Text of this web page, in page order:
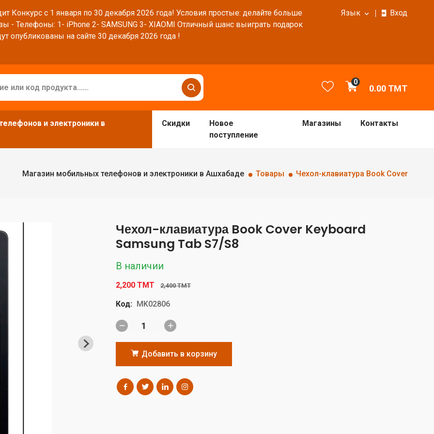
Конкурс с 1 января по 30 декабря 2026 года! Условия простые: делайте больше
- Телефоны: 1- iPhone 2- SAMSUNG 3- XIAOMI Отличный шанс выиграть подарок
опубликованы на сайте 30 декабря 2026 года !
Язык Вход
0
0.00 TMT
и электроники в Скидки
Новое
поступление
Магазины Контакты
Магазин мобильных телефонов и электроники в Ашхабаде Товары Чехол-клавиатура Book Cover
Чехол-клавиатура Book Cover Keyboard
Samsung Tab S7/S8
В наличии
2,200 TMT 2,400 TMT
Код: MK02806
Добавить в корзину